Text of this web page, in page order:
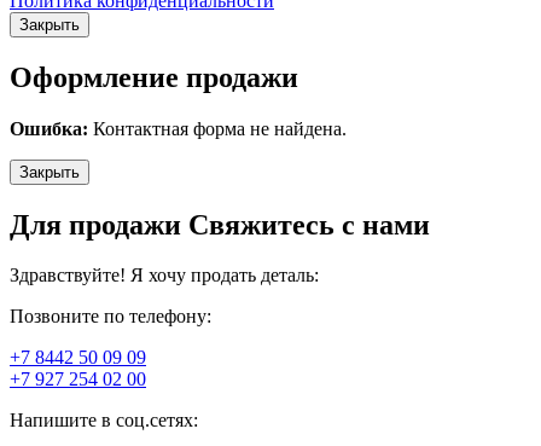
Закрыть
Оформление продажи
Ошибка: Контактная форма не найдена.
Закрыть
Для продажи Свяжитесь с нами
Здравствуйте! Я хочу продать деталь:
Позвоните по телефону:
+7 8442 50 09 09
+7 927 254 02 00
Напишите в соц.сетях: